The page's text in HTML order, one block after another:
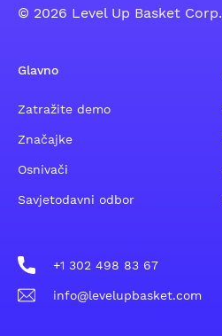
© 2026 Level Up Basket Corp.
Glavno
Zatražite demo
Značajke
Osnivači
Savjetodavni odbor
+1 302 498 83 67
info@levelupbasket.com